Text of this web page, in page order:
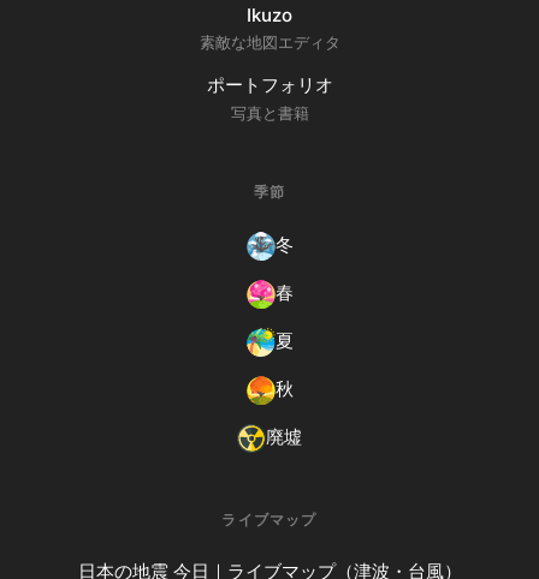
Ikuzo
素敵な地図エディタ
ポートフォリオ
写真と書籍
季節
冬
春
夏
秋
廃墟
ライブマップ
日本の地震 今日｜ライブマップ（津波・台風）